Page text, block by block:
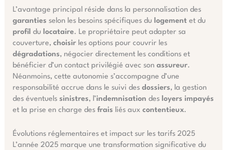
L’avantage principal réside dans la personnalisation des
garanties selon les besoins spécifiques du logement et du
profil du locataire. Le propriétaire peut adapter sa
couverture, choisirles options pour couvrir les
dégradations, négocier directement les conditions et
bénéficier d’un contact privilégié avec son assureur.
Néanmoins, cette autonomie s’accompagne d’une
responsabilité accrue dans le suivi des dossiers, la gestion
des éventuels sinistres, l’indemnisation des loyers impayés
et la prise en charge des frais liés aux contentieux.
Évolutions réglementaires et impact sur les tarifs 2025
L’année 2025 marque une transformation significative du